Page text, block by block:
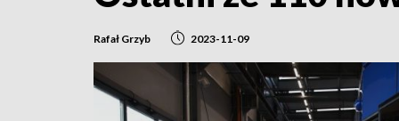
Rafał Grzyb 2023-11-09